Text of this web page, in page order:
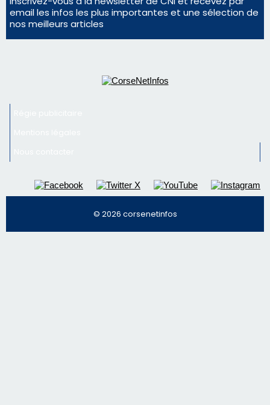
La gendarmerie alerte les restaurateurs corses
face à une nouvelle escroquerie au faux vendeur de